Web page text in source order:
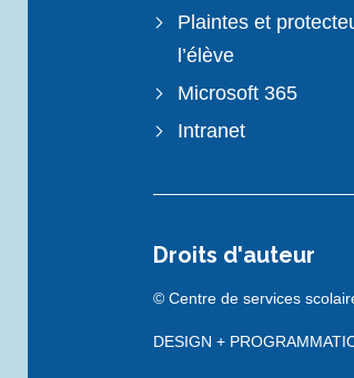
Plaintes et
l’élève
Microsoft 365
Intranet
Droits d'auteur
© Centre de services
DESIGN +